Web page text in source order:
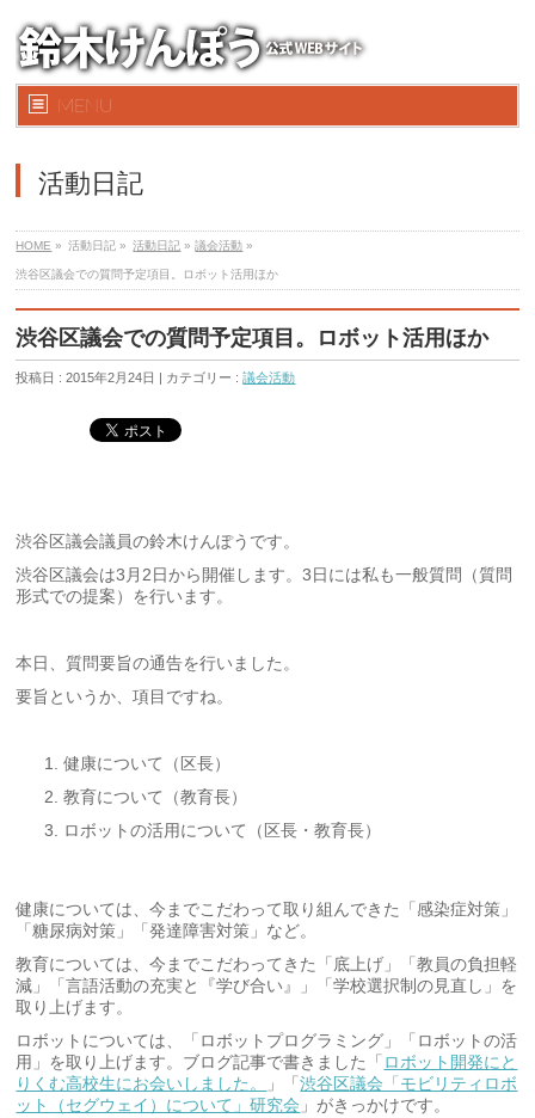
MENU
活動日記
HOME » 活動日記 » 活動日記 »議会活動 »
渋谷区議会での質問予定項目。ロボット活用ほか
渋谷区議会での質問予定項目。ロボット活用ほか
投稿日 : 2015年2月24日 | カテゴリー :議会活動
渋谷区議会議員の鈴木けんぽうです。
渋谷区議会は3月2日から開催します。3日には私も一般質問（質問
形式での提案）を行います。
本日、質問要旨の通告を行いました。
要旨というか、項目ですね。
健康について（区長）
教育について（教育長）
ロボットの活用について（区長・教育長）
健康については、今までこだわって取り組んできた「感染症対策」
「糖尿病対策」「発達障害対策」など。
教育については、今までこだわってきた「底上げ」「教員の負担軽
減」「言語活動の充実と『学び合い』」「学校選択制の見直し」を
取り上げます。
ロボットについては、「ロボットプログラミング」「ロボットの活
用」を取り上げます。ブログ記事で書きました「 ロボット開発にと
りくむ高校生にお会いしました。
」「渋谷区議会「モビリティロボ
ット（セグウェイ）について」研究会 」がきっかけです。